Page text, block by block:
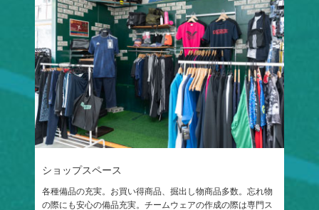
ショップスペース
各種備品の充実。お買い得商品、掘出し物商品多数。忘れ物
の際にも安心の備品充実。チームウェアの作成の際は専門ス